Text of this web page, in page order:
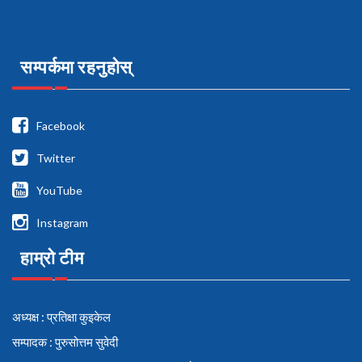
सम्पर्कमा रहनुहोस्
Facebook
Twitter
YouTube
Instagram
हाम्रो टीम
अध्यक्ष : प्रतिक्षा कुइकेल
सम्पादक : पुरुसोत्तम सुवेदी